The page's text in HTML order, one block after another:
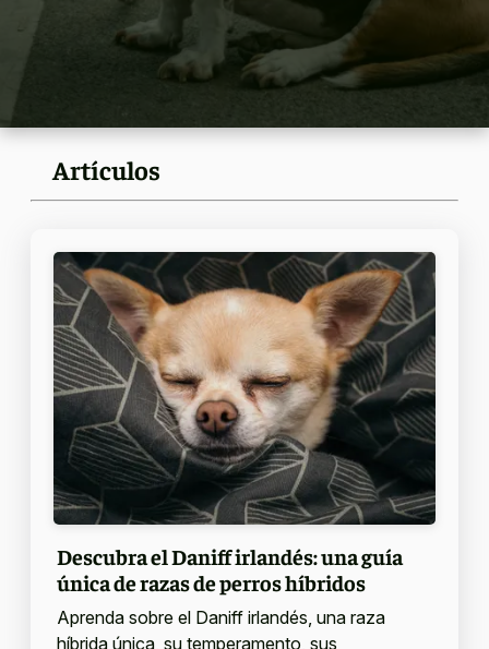
Artículos
Descubra el Daniff irlandés: una guía
única de razas de perros híbridos
Aprenda sobre el Daniff irlandés, una raza
híbrida única, su temperamento, sus